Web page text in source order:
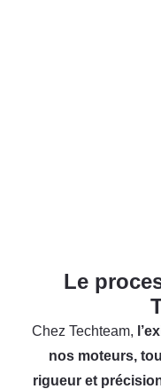
Le
Chez Techteam,
nos moteurs,
rigueur et